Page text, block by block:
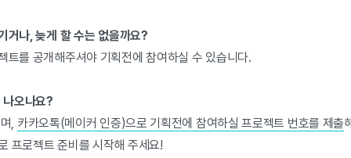
거나, 늦게 할 수는 없을까요?
트를 공개해주셔야 기획전에 참여하실 수 있습니다.
나오나요?
, 카카오톡(메이커 인증)으로 기획전에 참여하실 프로젝트 번호를 제출
프로젝트 준비를 시작해 주세요!